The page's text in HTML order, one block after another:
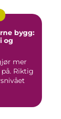
bygg:
og
mer
Riktig